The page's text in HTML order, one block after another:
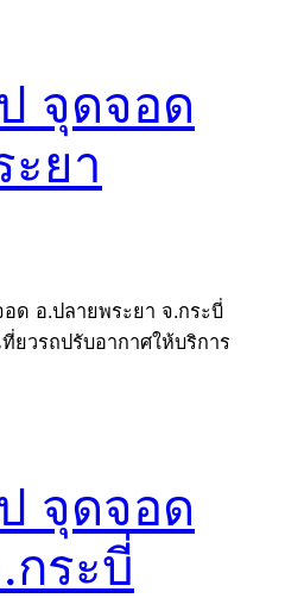
จุดจอด
ยา
ด อ.ปลายพระยา จ.กระบี่
ยวรถปรับอากาศให้บริการ
จุดจอด
ระบี่